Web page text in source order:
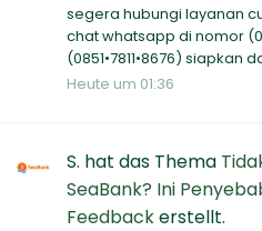
segera hubungi layanan
chat whatsapp di nomor
(0851•7811•8676) siapkan
Heute um 01:36
S. hat das Thema
SeaBank? Ini
Feedbackerstellt.